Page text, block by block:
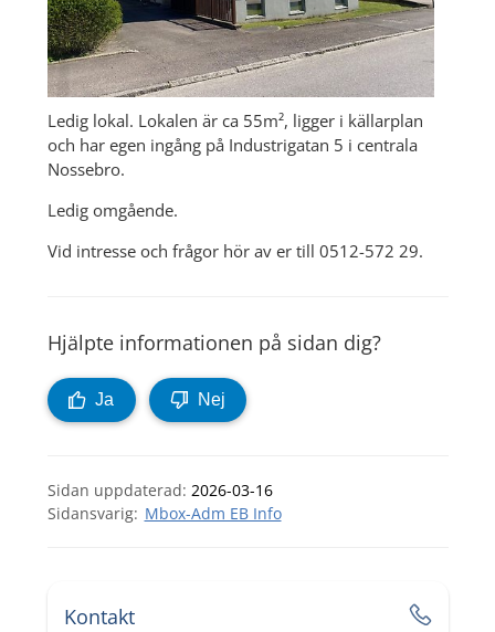
Ledig lokal. Lokalen är ca 55m², ligger i källarplan
och har egen ingång på Industrigatan 5 i centrala
Nossebro.
Ledig omgående.
Vid intresse och frågor hör av er till 0512-572 29.
Hjälpte informationen på sidan dig?
Ja Nej
Sidan uppdaterad: 2026-03-16
Mbox-Adm EB Info
Kontakt